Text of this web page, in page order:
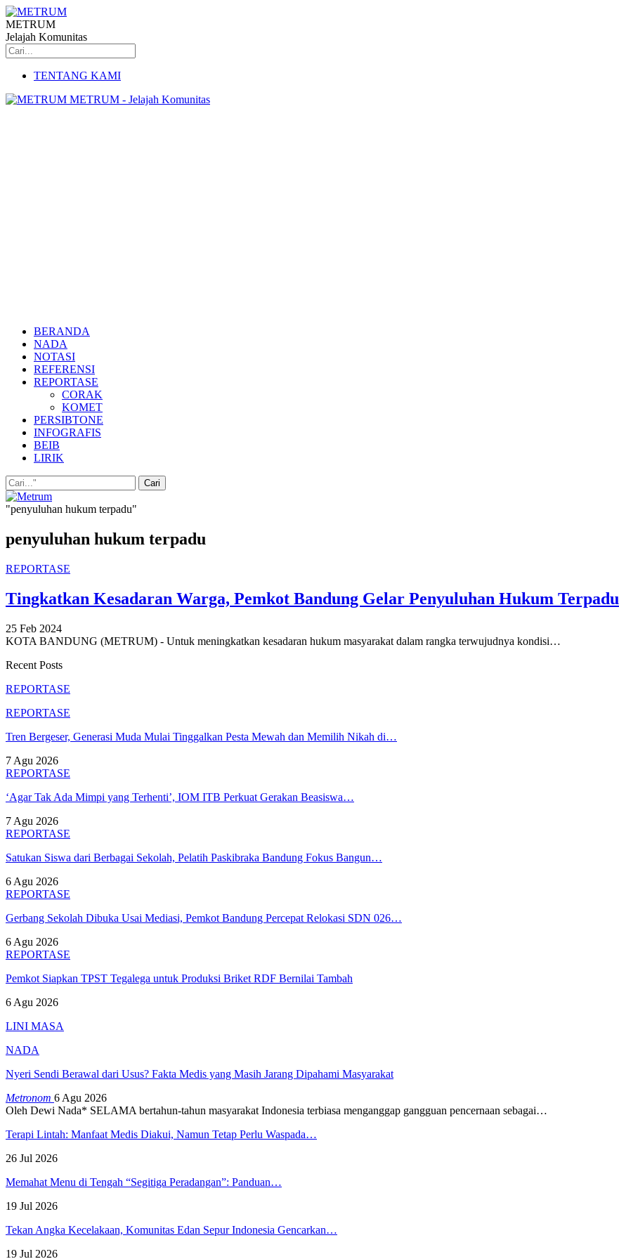
METRUM
Jelajah Komunitas
TENTANG KAMI
METRUM - Jelajah Komunitas
BERANDA
NADA
NOTASI
REFERENSI
REPORTASE
CORAK
KOMET
PERSIBTONE
INFOGRAFIS
BEIB
LIRIK
"penyuluhan hukum terpadu"
penyuluhan hukum terpadu
REPORTASE
Tingkatkan Kesadaran Warga, Pemkot Bandung Gelar Penyuluhan Hukum Terpadu
25 Feb 2024
KOTA BANDUNG (METRUM) - Untuk meningkatkan kesadaran hukum masyarakat dalam rangka terwujudnya kondisi…
Recent Posts
REPORTASE
REPORTASE
Tren Bergeser, Generasi Muda Mulai Tinggalkan Pesta Mewah dan Memilih Nikah di…
7 Agu 2026
REPORTASE
‘Agar Tak Ada Mimpi yang Terhenti’, IOM ITB Perkuat Gerakan Beasiswa…
7 Agu 2026
REPORTASE
Satukan Siswa dari Berbagai Sekolah, Pelatih Paskibraka Bandung Fokus Bangun…
6 Agu 2026
REPORTASE
Gerbang Sekolah Dibuka Usai Mediasi, Pemkot Bandung Percepat Relokasi SDN 026…
6 Agu 2026
REPORTASE
Pemkot Siapkan TPST Tegalega untuk Produksi Briket RDF Bernilai Tambah
6 Agu 2026
LINI MASA
NADA
Nyeri Sendi Berawal dari Usus? Fakta Medis yang Masih Jarang Dipahami Masyarakat
Metronom 6 Agu 2026
Oleh Dewi Nada* SELAMA bertahun-tahun masyarakat Indonesia terbiasa menganggap gangguan pencernaan sebagai…
Terapi Lintah: Manfaat Medis Diakui, Namun Tetap Perlu Waspada…
26 Jul 2026
Memahat Menu di Tengah “Segitiga Peradangan”: Panduan…
19 Jul 2026
Tekan Angka Kecelakaan, Komunitas Edan Sepur Indonesia Gencarkan…
19 Jul 2026